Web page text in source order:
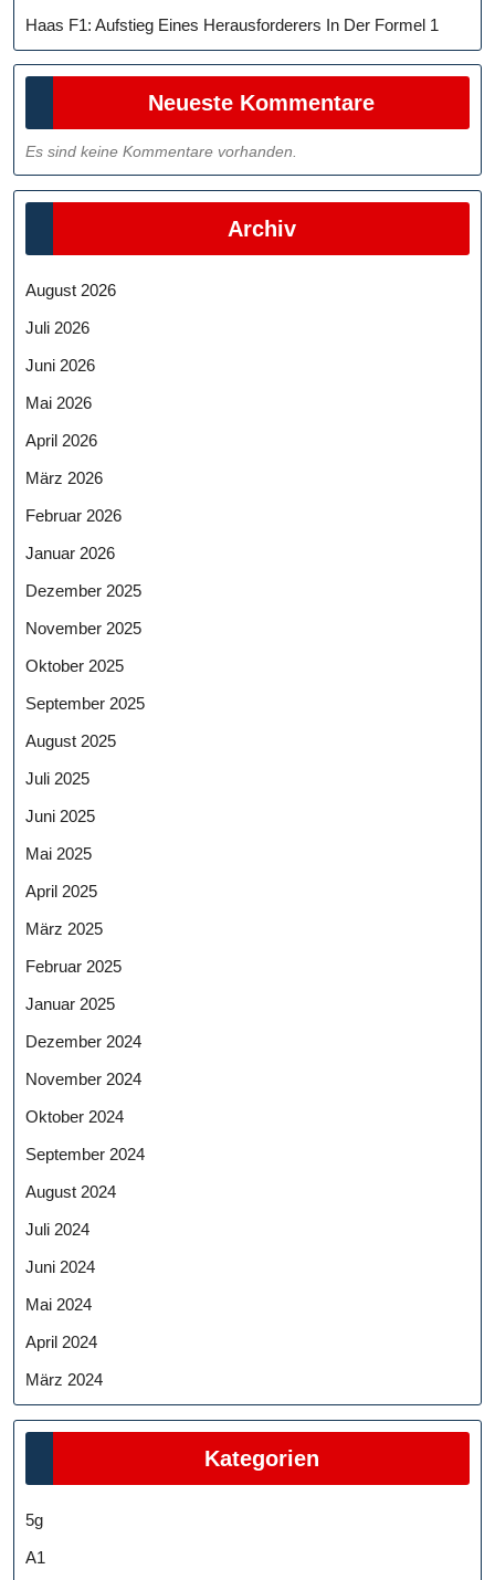
Haas F1: Aufstieg Eines Herausforderers In Der Formel 1
Neueste Kommentare
Es sind keine Kommentare vorhanden.
Archiv
August 2026
Juli 2026
Juni 2026
Mai 2026
April 2026
März 2026
Februar 2026
Januar 2026
Dezember 2025
November 2025
Oktober 2025
September 2025
August 2025
Juli 2025
Juni 2025
Mai 2025
April 2025
März 2025
Februar 2025
Januar 2025
Dezember 2024
November 2024
Oktober 2024
September 2024
August 2024
Juli 2024
Juni 2024
Mai 2024
April 2024
März 2024
Kategorien
5g
A1